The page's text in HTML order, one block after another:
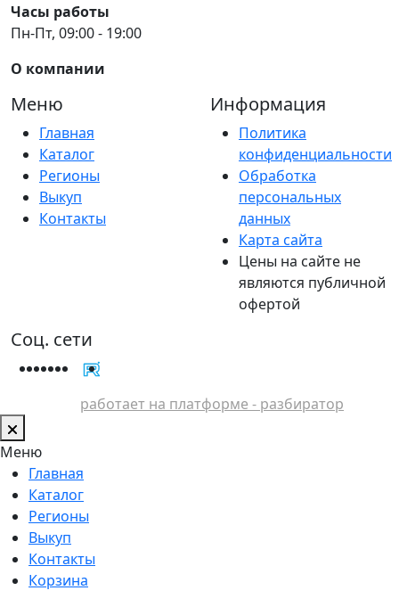
Часы работы
Пн-Пт, 09:00 - 19:00
О компании
Меню
Главная
Каталог
Регионы
Выкуп
Контакты
Информация
Политика
конфиденциальности
Обработка
персональных
данных
Карта сайта
Цены на сайте не
являются публичной
офертой
Соц. сети
работает на платформе - разбиратор
Меню
Главная
Каталог
Регионы
Выкуп
Контакты
Корзина